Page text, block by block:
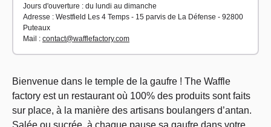
Jours d'ouverture : du lundi au dimanche
Adresse : Westfield Les 4 Temps - 15 parvis de La Défense - 92800
Puteaux
Mail : contact@wafflefactory.com
Bienvenue dans le temple de la gaufre ! The Waffle
factory est un restaurant où 100% des produits sont faits
sur place, à la manière des artisans boulangers d’antan.
Salée ou sucrée, à chaque pause sa gaufre dans votre